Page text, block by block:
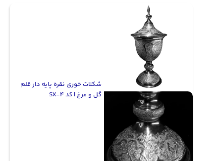
شکلات خوری نقره پایه دار قلم
گل و مرغ | کد SX-4